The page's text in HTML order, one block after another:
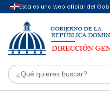
Saltar al contenido principal